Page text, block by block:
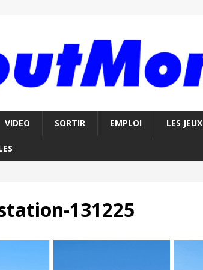
VIDEO SORTIR EMPLOI LES JEUX
131225